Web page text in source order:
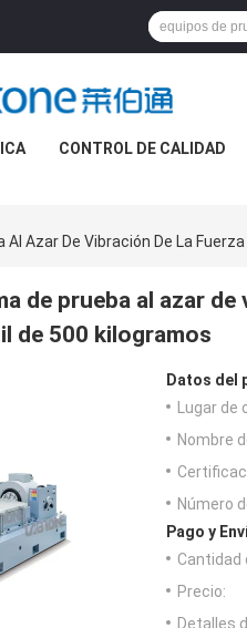
CONTROL DE CALIDAD
Al Azar De Vibración De La
de prueba al azar
de 500 kilogramos
Datos del
Lugar de
Nombre
Número
Pago y
Cantidad
Precio:
Detalles